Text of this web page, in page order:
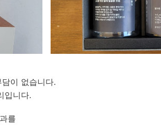
이 없습니다.
입니다.
를